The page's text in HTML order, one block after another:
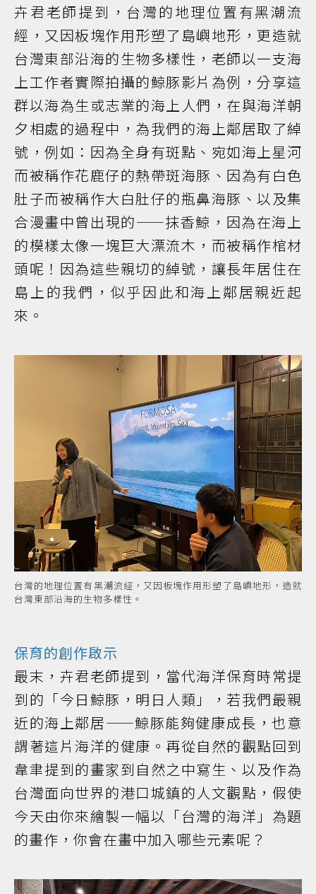
卉君老師提到，台灣的地理位置有黑潮流
經，又因板塊作用形塑了島嶼地形，更造就
台灣東部沿海的生物多樣性，老師以一支海
上工作者實際拍攝的鯨豚影片為例，分享這
群以海為生或志業的海上人們，在與海洋朝
夕相處的過程中，為我們的海上鄰居取了綽
號，例如：因為全身有斑點、宛如海上星河
而被稱作花鹿仔的熱帶斑海豚、因為有白色
肚子而被稱作大白肚仔的瓶鼻海豚、以及集
合漫畫中曾出現的——抹香鯨，因為在海上
的模樣太像一塊巨大漂流木，而被稱作棺材
頭呢！因為這些親切的綽號，讓長年居住在
島上的我們，似乎因此和海上鄰居親近起
來。
台灣的地理位置有黑潮流經，又因板塊作用形塑了島嶼地形，造就
台灣東部沿海的生物多樣性。
​保育的創作啟示
最末，卉君老師提到，當代海洋保育時常提
到的「今日鯨豚，明日人類」，若我們最親
近的海上鄰居——鯨豚能夠健康成長，也意
謂著這片海洋的健康。再從自然的觀點回到
韋聿提到的畫家到自然之中寫生、以及作為
台灣面向世界的港口城鎮的人文觀點，假使
今天由你來繪製一幅以「台灣的海洋」為題
的畫作，你會在畫中加入哪些元素呢？